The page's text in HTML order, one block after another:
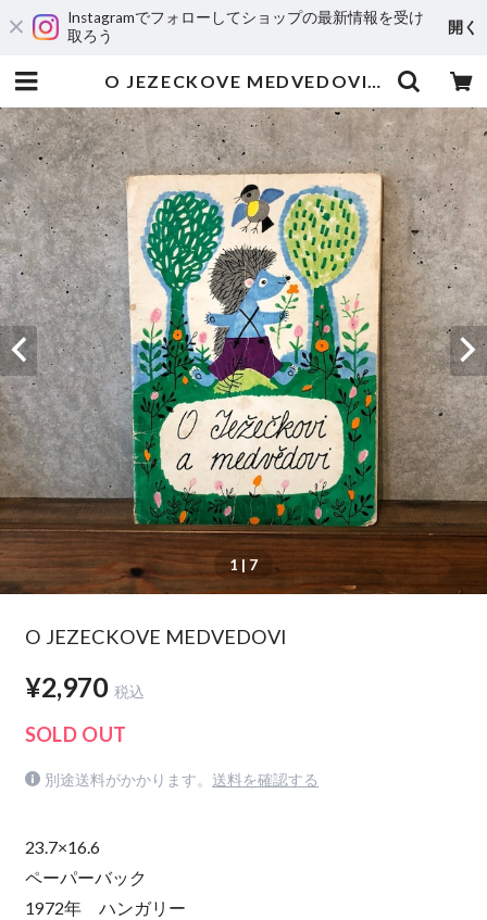
Instagramでフォローしてショップの最新情報を受け
取ろう
開く
O JEZECKOVE MEDVEDOVI | maintent
1| 7
O JEZECKOVE MEDVEDOVI
¥2,970 税込
SOLD OUT
別途送料がかかります。 送料を確認する
23.7×16.6
ペーパーバック
1972年 ハンガリー